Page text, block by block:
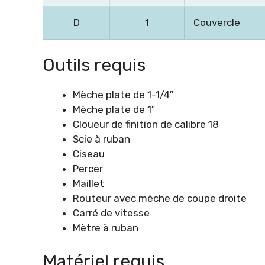
D 1 Couvercle
Outils requis
Mèche plate de 1-1/4″
Mèche plate de 1″
Cloueur de finition de calibre 18
Scie à ruban
Ciseau
Percer
Maillet
Routeur avec mèche de coupe droite
Carré de vitesse
Mètre à ruban